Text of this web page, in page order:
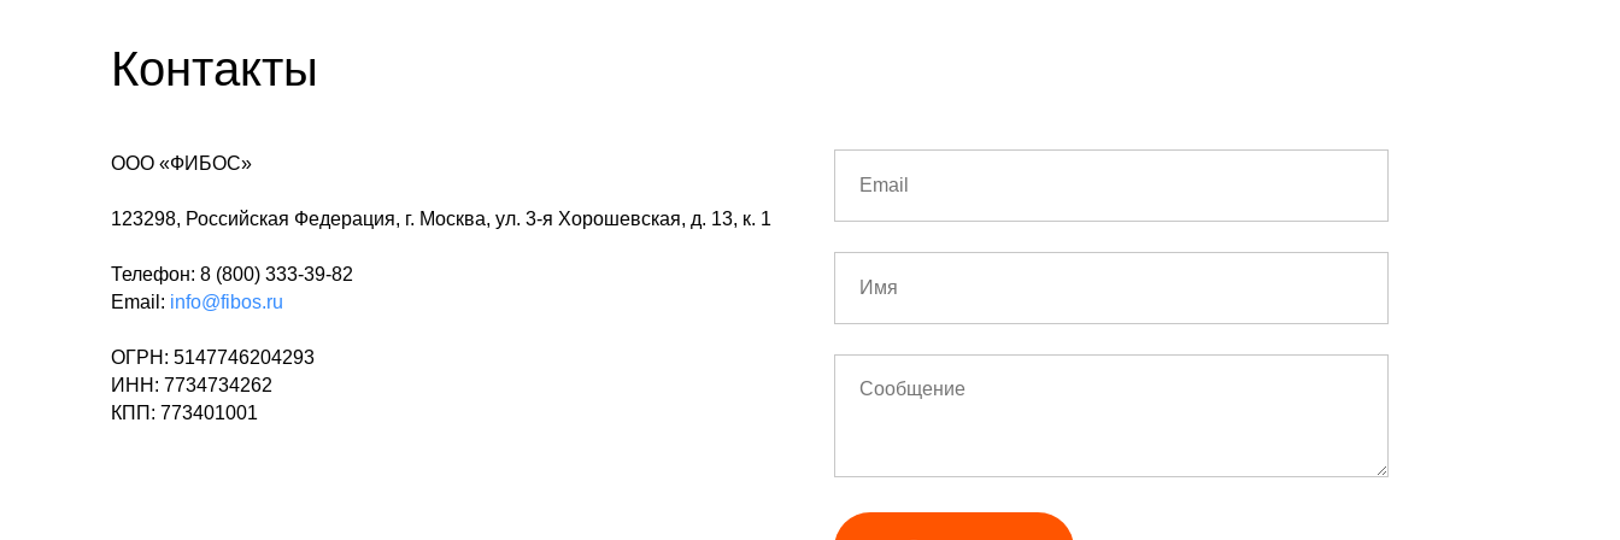
Контакты
ООО «ФИБОС»
123298, Российская Федерация, г. Москва, ул. 3-я Хорошевская, д. 13, к. 1
Телефон: 8 (800) 333-39-82
Email: info@fibos.ru
ОГРН: 5147746204293
ИНН: 7734734262
КПП: 773401001